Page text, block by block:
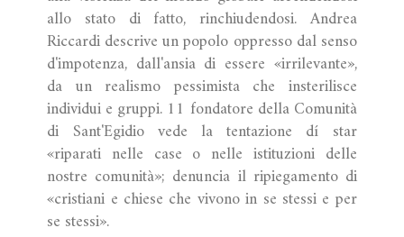
allo stato di fatto, rinchiudendosi. Andrea
Riccardi descrive un popolo oppresso dal senso
d'impotenza, dall'ansia di essere «irrilevante»,
da un realismo pessimista che insterilisce
individui e gruppi. 11 fondatore della Comunità
di Sant'Egidio vede la tentazione dí star
«riparati nelle case o nelle istituzioni delle
nostre comunità»; denuncia il ripiegamento di
«cristiani e chiese che vivono in se stessi e per
se stessi».